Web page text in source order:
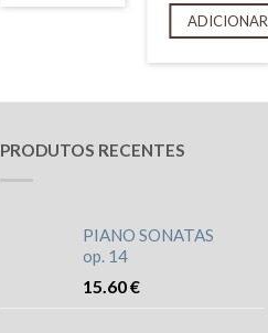
ADICIONAR
PRODUTOS RECENTES
PIANO SONATAS
op. 14
15.60€